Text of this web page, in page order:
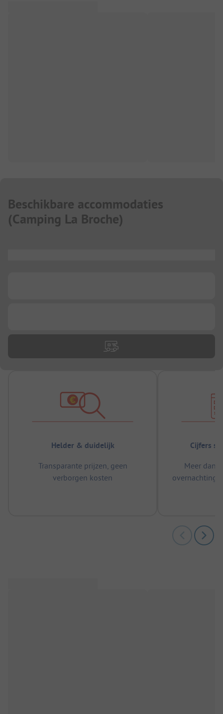
Beschikbare accommodaties
(Camping La Broche)
Helder & duidelijk
Transparante prijzen, geen
verborgen kosten
Cijfers
Meer dan